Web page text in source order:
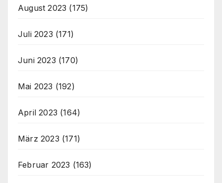
August 2023 (175)
Juli 2023 (171)
Juni 2023 (170)
Mai 2023 (192)
April 2023 (164)
März 2023 (171)
Februar 2023 (163)